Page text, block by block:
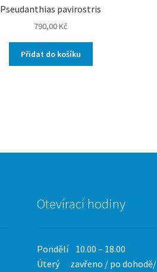
Pseudanthias pavirostris
790,00Kč
Přidat do košíku
Otevírací hodiny
Pondělí 10.00 – 18.00
Úterý zavřeno / po dohodě/